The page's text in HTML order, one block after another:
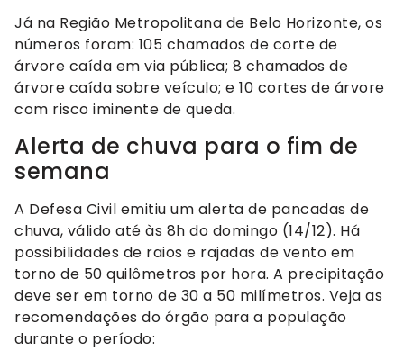
Já na Região Metropolitana de Belo Horizonte, os
números foram: 105 chamados de corte de
árvore caída em via pública; 8 chamados de
árvore caída sobre veículo; e 10 cortes de árvore
com risco iminente de queda.
Alerta de chuva para o fim de
semana
A Defesa Civil emitiu um alerta de pancadas de
chuva, válido até às 8h do domingo (14/12). Há
possibilidades de raios e rajadas de vento em
torno de 50 quilômetros por hora. A precipitação
deve ser em torno de 30 a 50 milímetros. Veja as
recomendações do órgão para a população
durante o período: